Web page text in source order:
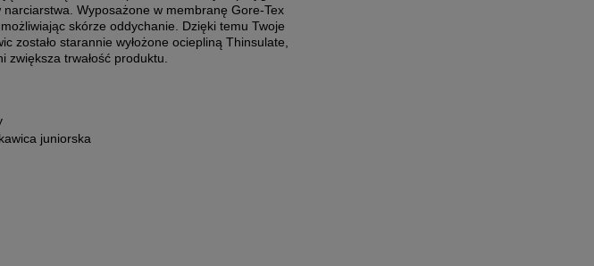
Wyposażone w membranę Gore-Tex
skórze oddychanie. Dzięki temu Twoje
starannie wyłożone ociepliną Thinsulate,
zwiększa trwałość produktu.
juniorska